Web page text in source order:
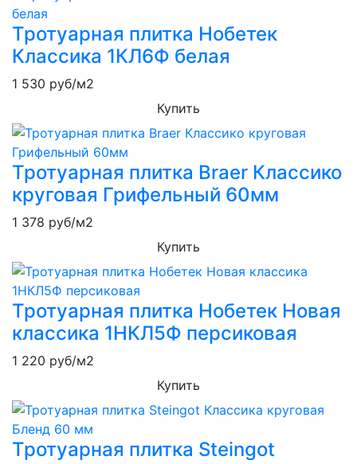
Тротуарная плитка Нобетек
Классика 1КЛ6Ф белая
1 530 руб/м2
Купить
Тротуарная плитка Braer Классико
круговая Грифельный 60мм
1 378 руб/м2
Купить
Тротуарная плитка Нобетек Новая
классика 1НКЛ5Ф персиковая
1 220 руб/м2
Купить
Тротуарная плитка Steingot